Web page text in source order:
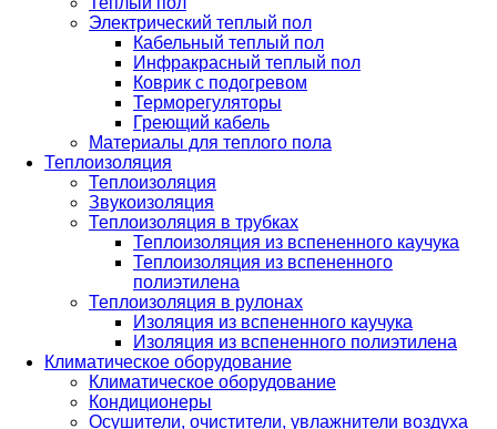
Электрический теплый пол
Кабельный теплый пол
Инфракрасный теплый пол
Коврик с подогревом
Терморегуляторы
Греющий кабель
Материалы для теплого пола
Теплоизоляция
Теплоизоляция
Звукоизоляция
Теплоизоляция в трубках
Теплоизоляция из вспененного каучука
Теплоизоляция из вспененного
полиэтилена
Теплоизоляция в рулонах
Изоляция из вспененного каучука
Изоляция из вспененного полиэтилена
Климатическое оборудование
Климатическое оборудование
Кондиционеры
Осушители, очистители, увлажнители воздуха